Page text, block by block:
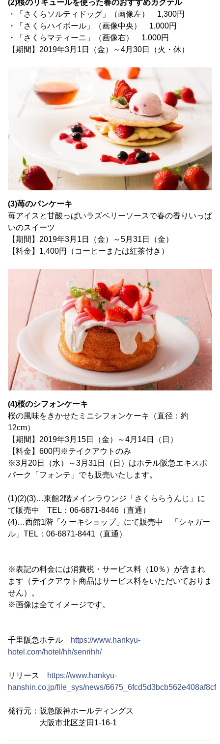
(2)桜のリキュールを使った春のおすすめカクテル
・「さくらソルティドッグ」（画像左） 1,300円
・「さくらハイボール」（画像中央） 1,000円
・「さくらマティーニ」（画像右） 1,000円
【期間】2019年3月1日（金）～4月30日（火・休）
(3)苺のパンケーキ
苺アイスと甘酸っぱいラズベリーソースで春の香りいっぱ
いのスイーツ
【期間】2019年3月1日（金）～5月31日（金）
【料金】1,400円（コーヒーまたは紅茶付き）
(4)桜のシフォンケーキ
桜の風味をきかせたミニシフォンケーキ（直径：約
12cm）
【期間】2019年3月15日（金）～4月14日（日）
【料金】600円※テイクアウトのみ
※3月20日（水）～3月31日（日）はホテル阪急エキスポ
パーク「フォンテ」でも販売いたします。
(1)(2)(3)…東館2階メインラウンジ「さくららうんじ」に
て販売中 TEL：06-6871-8446（直通）
(4)…西館1階「ケーキショップ」にて販売中 「シャガー
ル」TEL：06-6871-8441（直通）
※表記の料金には消費税・サービス料（10％）が含まれ
ます（テイクアウト商品はサービス料をいただいておりま
せん）。
※画像は全てイメージです。
千里阪急ホテル
https://www.hankyu-
hotel.com/hotel/hh/senrihh/
リリース
https://www.hankyu-
hanshin.co.jp/file_sys/news/
発行元：阪急阪神ホールディングス
大阪市北区芝田1-16-1